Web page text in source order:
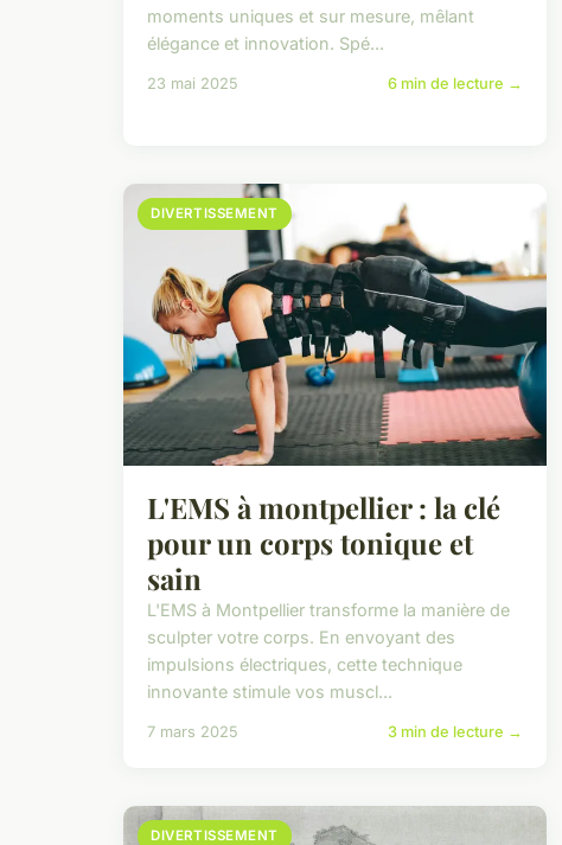
moments uniques et sur mesure, mêlant
élégance et innovation. Spé...
23 mai 2025 6 min de lecture →
DIVERTISSEMENT
L'EMS à montpellier : la clé
pour un corps tonique et
sain
L'EMS à Montpellier transforme la manière de
sculpter votre corps. En envoyant des
impulsions électriques, cette technique
innovante stimule vos muscl...
7 mars 2025 3 min de lecture →
DIVERTISSEMENT